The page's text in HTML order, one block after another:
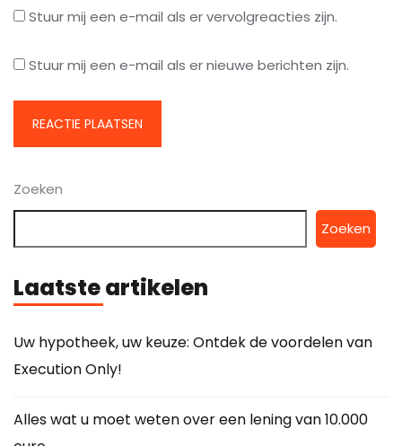
Stuur mij een e-mail als er vervolgreacties zijn.
Stuur mij een e-mail als er nieuwe berichten zijn.
Zoeken
Zoeken
Laatste artikelen
Uw hypotheek, uw keuze: Ontdek de voordelen van
Execution Only!
Alles wat u moet weten over een lening van 10.000